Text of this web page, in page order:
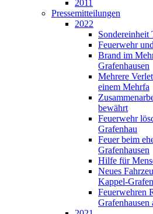
2011
Pressemitteilungen
2022
Sondereinheit
Feuerwehr
Brand im
Grafenhausen
Mehrere
einem Mehrfa
bewährt
Feuerwehr
Grafenhau
Feuer beim
Grafenhausen
Hilfe für
Neues
Kappel-
Feuerwehren
Grafenhausen